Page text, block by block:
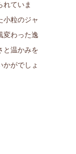
れていま
小粒のジャ
変わった逸
と温かみを
かがでしょ